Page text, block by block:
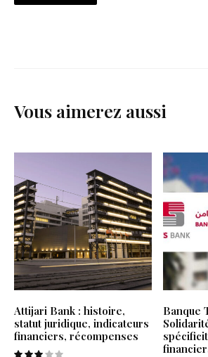
Vous aimerez aussi
Attijari Bank : histoire,
statut juridique, indicateurs
financiers, récompenses
Banque